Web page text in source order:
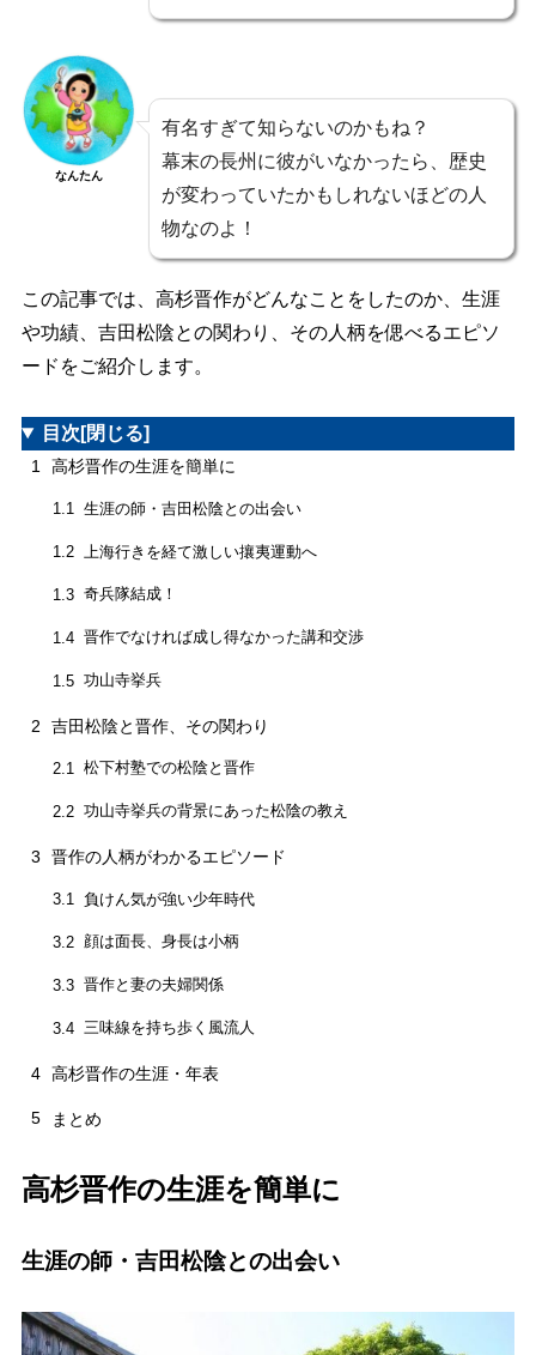
なんたん
有名すぎて知らないのかもね？
幕末の長州に彼がいなかったら、歴史
が変わっていたかもしれないほどの人
物なのよ！
この記事では、高杉晋作がどんなことをしたのか、生涯
や功績、吉田松陰との関わり、その人柄を偲べるエピソ
ードをご紹介します。
目次 [閉じる]
1 高杉晋作の生涯を簡単に
1.1 生涯の師・吉田松陰との出会い
1.2 上海行きを経て激しい攘夷運動へ
1.3 奇兵隊結成！
1.4 晋作でなければ成し得なかった講和交渉
1.5 功山寺挙兵
2 吉田松陰と晋作、その関わり
2.1 松下村塾での松陰と晋作
2.2 功山寺挙兵の背景にあった松陰の教え
3 晋作の人柄がわかるエピソード
3.1 負けん気が強い少年時代
3.2 顔は面長、身長は小柄
3.3 晋作と妻の夫婦関係
3.4 三味線を持ち歩く風流人
4 高杉晋作の生涯・年表
5 まとめ
高杉晋作の生涯を簡単に
生涯の師・吉田松陰との出会い